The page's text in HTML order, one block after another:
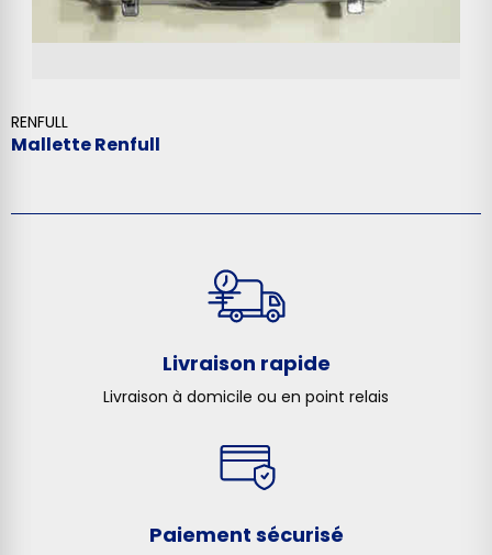
RENFULL
Mallette Renfull
Livraison rapide
Livraison à domicile ou en point relais
Paiement sécurisé